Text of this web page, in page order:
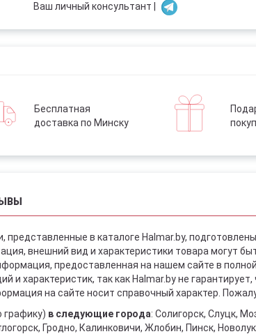
Ваш личный консультант |
Бесплатная
доставка по Минску
представленные в каталоге Halmar.by,
внешний вид и характеристики товара могут
предоставленная на нашем сайте в
и характеристик, так как Halmar.by не
на сайте носит справочный характер.
графику) в следующие города: Солигорск, Слуцк,
Гродно, Калинковичи, Жлобин, Пинск,